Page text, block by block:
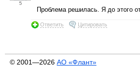
5
Проблема решилась. Я до этого
Ответить Цитировать
© 2001—2026 АО «Флант»